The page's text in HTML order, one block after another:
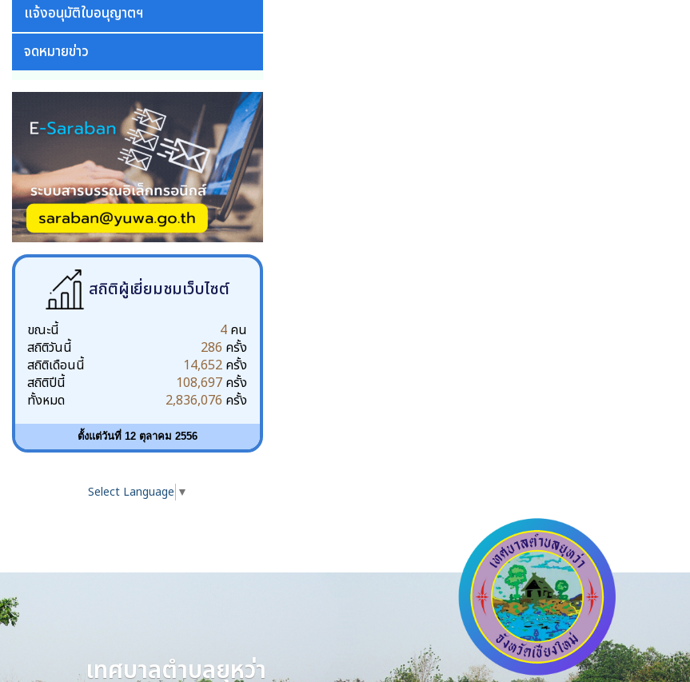
แจ้งอนุมัติใบอนุญาตฯ
จดหมายข่าว
สถิติผู้เยี่ยมชมเว็บไซต์
ขณะนี้ 4 คน
สถิติวันนี้
286 ครั้ง
สถิติเดือนนี้
14,652 ครั้ง
สถิติปีนี้
108,697 ครั้ง
ทั้งหมด
2,836,076 ครั้ง
ตั้งแต่วันที่ 12 ตุลาคม 2556
Select Language ▼
เทศบาลตำบลยุหว่า